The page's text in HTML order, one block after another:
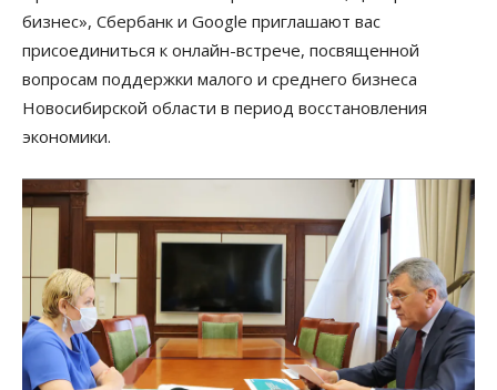
бизнес», Сбербанк и Google приглашают вас
присоединиться к онлайн-встрече, посвященной
вопросам поддержки малого и среднего бизнеса
Новосибирской области в период восстановления
экономики.